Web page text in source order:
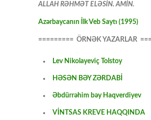
ALLAH RƏHMƏT ELƏSİN. AMİN.
Azərbaycanın İlk Veb Saytı (1995)
========= ÖRNƏK YAZARLAR
Lev Nikolayeviç Tolstoy
HƏSƏN BƏY ZƏRDABİ
Əbdürrəhim bəy Haqverdiyev
VİNTSAS KREVE HAQQINDA